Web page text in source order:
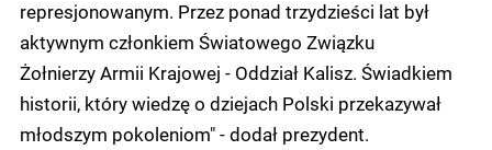
represjonowanym. Przez ponad trzydzieści lat był
aktywnym członkiem Światowego Związku
Żołnierzy Armii Krajowej - Oddział Kalisz. Świadkiem
historii, który wiedzę o dziejach Polski przekazywał
młodszym pokoleniom" - dodał prezydent.